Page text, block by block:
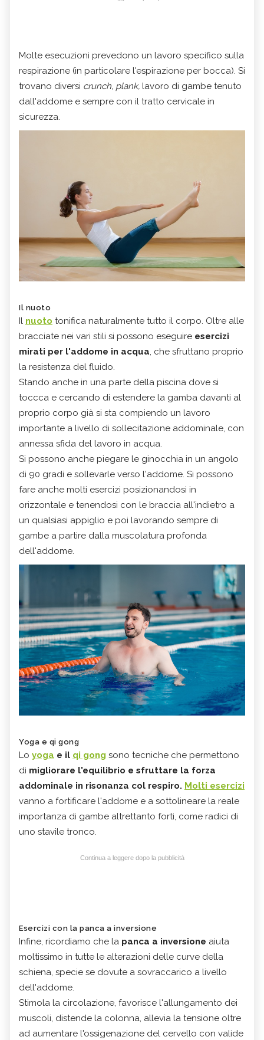
Molte esecuzioni prevedono un lavoro specifico sulla
respirazione (in particolare l'espirazione per bocca). Si
trovano diversi crunch, plank, lavoro di gambe tenuto
dall'addome e sempre con il tratto cervicale in
sicurezza.
Il nuoto
Il nuoto tonifica naturalmente tutto il corpo. Oltre alle
bracciate nei vari stili si possono eseguire esercizi
mirati per l'addome in acqua, che sfruttano proprio
la resistenza del fluido.
Stando anche in una parte della piscina dove si
toccca e cercando di estendere la gamba davanti al
proprio corpo già si sta compiendo un lavoro
importante a livello di sollecitazione addominale, con
annessa sfida del lavoro in acqua.
Si possono anche piegare le ginocchia in un angolo
di 90 gradi e sollevarle verso l'addome. Si possono
fare anche molti esercizi posizionandosi in
orizzontale e tenendosi con le braccia all'indietro a
un qualsiasi appiglio e poi lavorando sempre di
gambe a partire dalla muscolatura profonda
dell'addome.
Yoga e qi gong
Lo yoga e il qi gong sono tecniche che permettono
di migliorare l'equilibrio e sfruttare la forza
addominale in risonanza col respiro. Molti esercizi
vanno a fortificare l'addome e a sottolineare la reale
importanza di gambe altrettanto forti, come radici di
uno stavile tronco.
Continua a leggere dopo la pubblicità
Esercizi con la panca a inversione
Infine, ricordiamo che la panca a inversione aiuta
moltissimo in tutte le alterazioni delle curve della
schiena, specie se dovute a sovraccarico a livello
dell'addome.
Stimola la circolazione, favorisce l'allungamento dei
muscoli, distende la colonna, allevia la tensione oltre
ad aumentare l'ossigenazione del cervello con valide